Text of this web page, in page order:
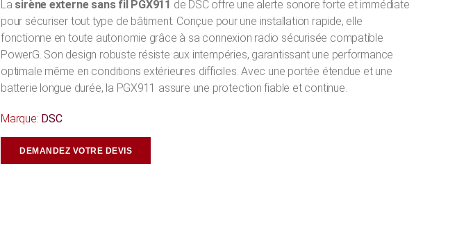
La sirène externe sans fil PGX911 de DSC offre une alerte sonore forte et immédiate
pour sécuriser tout type de bâtiment. Conçue pour une installation rapide, elle
fonctionne en toute autonomie grâce à sa connexion radio sécurisée compatible
PowerG. Son design robuste résiste aux intempéries, garantissant une performance
optimale même en conditions extérieures difficiles. Avec une portée étendue et une
batterie longue durée, la PGX911 assure une protection fiable et continue.
Marque: DSC
DEMANDEZ VOTRE DEVIS